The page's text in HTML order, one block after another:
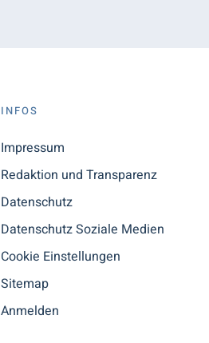
INFOS
Impressum
Redaktion und Transparenz
Datenschutz
Datenschutz Soziale Medien
Cookie Einstellungen
Sitemap
Anmelden